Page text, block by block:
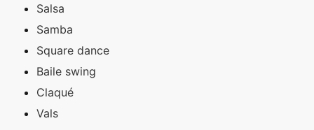
Salsa
Samba
Square dance
Baile swing
Claqué
Vals